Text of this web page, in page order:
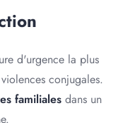
d'urgence la plus
conjugales.
familiales dans un